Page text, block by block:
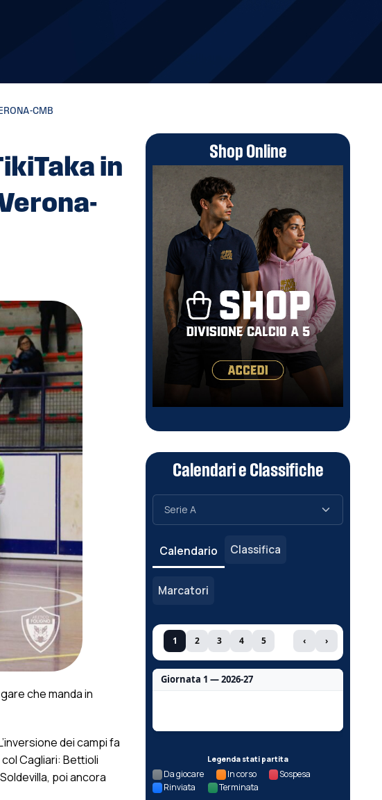
CMB
in
che manda in
dei campi fa
Cagliari: Bettioli
poi ancora
Shop Online
Calendari e Classifiche
Calendario Classifica
Marcatori
1 2 3 4 5 ‹ ›
Giornata 1 — 2026-27
Legenda stati partita
Da giocare In corso
Sospesa
Rinviata
Terminata